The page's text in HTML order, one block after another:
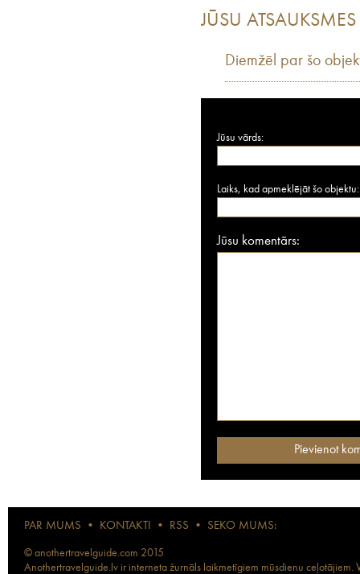
JŪSU ATSAUKSMES
Diemžēl par šo
Jūsu vārds:
Laiks, kad apmeklējāt šo objektu:
Jūsu komentārs:
PAR MUMS • KONTAKTI • RSS • SEKO MUMS:
© anothertravelguide.com 2015
Anothertravelguide.lv ir interneta žurnāls laikmetīgiem mūsdienu